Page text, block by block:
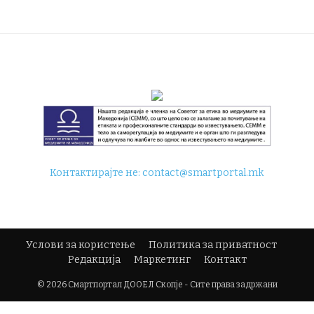
Контактирајте не:contact@smartportal.mk
Услови за користење
Политика за приватност
Редакција
Маркетинг Контакт
© 2026 Смартпортал ДООЕЛ Скопје - Сите права задржани